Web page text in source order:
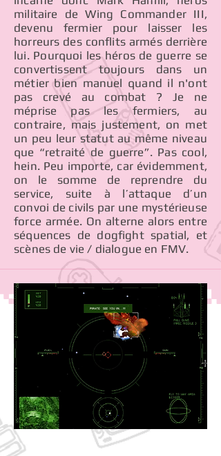
militaire de Wing Commander III,
devenu fermier pour laisser les
horreurs des conflits armés derrière
lui. Pourquoi les héros de guerre se
convertissent toujours dans un
métier bien manuel quand il n'ont
pas crevé au combat ? Je ne
méprise pas les fermiers, au
contraire, mais justement, on met
un peu leur statut au même niveau
que “retraité de guerre”. Pas cool,
hein. Peu importe, car évidemment,
on le somme de reprendre du
service, suite à l’attaque d’un
convoi de civils par une mystérieuse
force armée. On alterne alors entre
séquences de dogfight spatial, et
scènes de vie / dialogue en FMV.